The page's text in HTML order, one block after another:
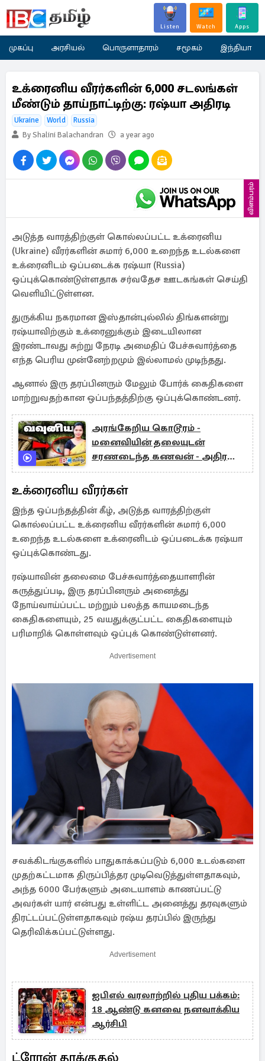
Listen Watch Apps
முகப்பு அரசியல் பொருளாதாரம் சமூகம் இந்தியா
உக்ரைனிய வீரர்களின் 6,000 சடலங்கள்
மீண்டும் தாய்நாட்டிற்கு: ரஷ்யா அதிரடி
Ukraine World
Russia
By Shalini Balachandran
a year ago
விளம்பரம்
அடுத்த வாரத்திற்குள் கொல்லப்பட்ட உக்ரைனிய
(Ukraine) வீரர்களின் சுமார் 6,000 உறைந்த உடல்களை
உக்ரைனிடம் ஒப்படைக்க ரஷ்யா (Russia)
ஒப்புக்கொண்டுள்ளதாக சர்வதேச ஊடகங்கள் செய்தி
வெளியிட்டுள்ளன.
துருக்கிய நகரமான இஸ்தான்புல்லில் திங்களன்று
ரஷ்யாவிற்கும் உக்ரைனுக்கும் இடையிலான
இரண்டாவது சுற்று நேரடி அமைதிப் பேச்சுவார்த்தை
எந்த பெரிய முன்னேற்றமும் இல்லாமல் முடிந்தது.
ஆனால் இரு தரப்பினரும் மேலும் போர்க் கைதிகளை
மாற்றுவதற்கான ஒப்பந்தத்திற்கு ஒப்புக்கொண்டனர்.
அரங்கேறிய கொடூரம் -
மனைவியின் தலையுடன்
சரணடைந்த கணவன் - அதிர
வைக்கும் வாக்குமூலம்
உக்ரைனிய வீரர்கள்
இந்த ஒப்பந்தத்தின் கீழ், அடுத்த வாரத்திற்குள்
கொல்லப்பட்ட உக்ரைனிய வீரர்களின் சுமார் 6,000
உறைந்த உடல்களை உக்ரைனிடம் ஒப்படைக்க ரஷ்யா
ஒப்புக்கொண்டது.
ரஷ்யாவின் தலைமை பேச்சுவார்த்தையாளரின்
கருத்துப்படி, இரு தரப்பினரும் அனைத்து
நோய்வாய்ப்பட்ட மற்றும் பலத்த காயமடைந்த
கைதிகளையும், 25 வயதுக்குட்பட்ட கைதிகளையும்
பரிமாறிக் கொள்ளவும் ஒப்புக் கொண்டுள்ளனர்.
Advertisement
சவக்கிடங்குகளில் பாதுகாக்கப்படும் 6,000 உடல்களை
முதற்கட்டமாக திருப்பித்தர முடிவெடுத்துள்ளதாகவும்,
அந்த 6000 பேர்களும் அடையாளம் காணப்பட்டு
அவர்கள் யார் என்பது உள்ளிட்ட அனைத்து தரவுகளும்
திரட்டப்பட்டுள்ளதாகவும் ரஷ்ய தரப்பில் இருந்து
தெரிவிக்கப்பட்டுள்ளது.
Advertisement
ஐபிஎல் வரலாற்றில் புதிய பக்கம்:
18 ஆண்டு கனவை நனவாக்கிய
ஆர்சிபி
ட்ரோன் தாக்குதல்